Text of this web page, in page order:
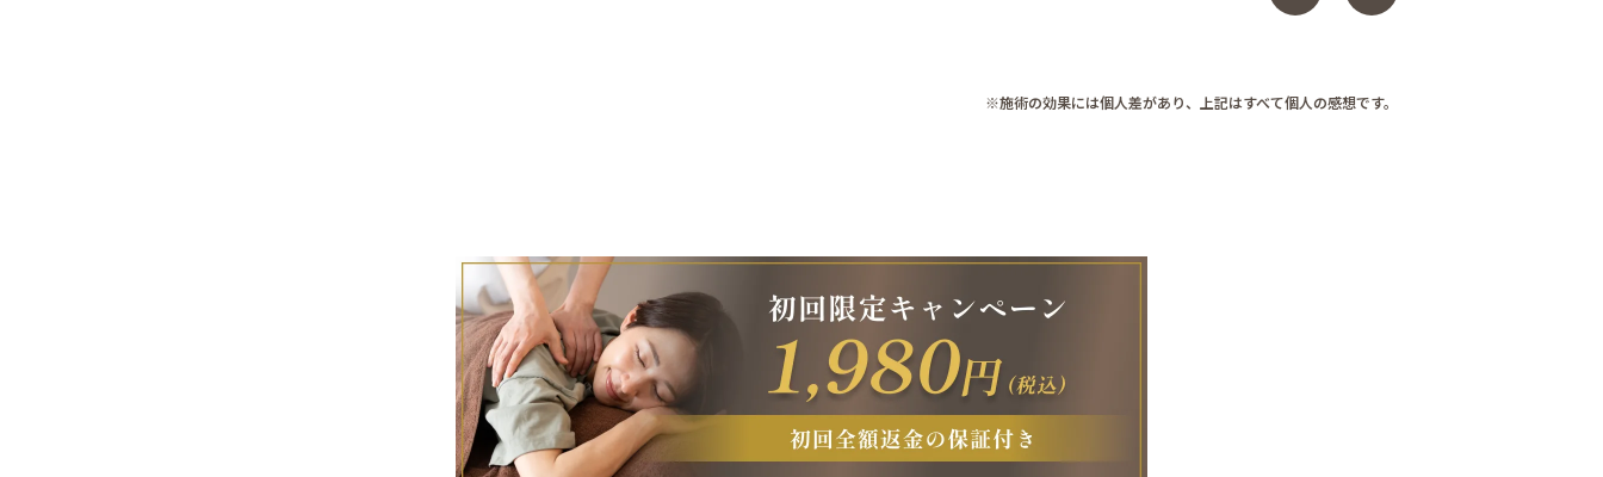
※施術の効果には個人差があり、上記はすべて個人の感想です。